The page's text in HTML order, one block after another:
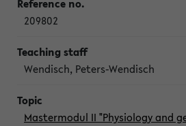
209802
Wendisch, Peters-Wendisch
Mastermodul II "Physiology and